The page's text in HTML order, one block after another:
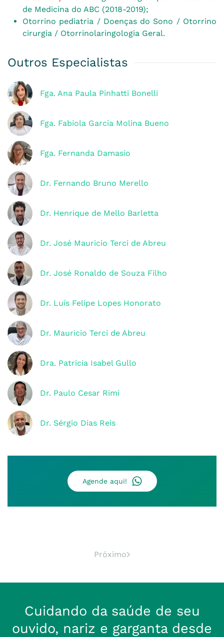
de Medicina do ABC (2018-2019);
Otorrino pediatria / Doenças do Sono / Otorrino
cirurgia / Otorrinolaringologia Geral.
Outros Especialistas
Fga. Ana Paula Pinhatti Bonelli
Fga. Fabíola Garcia Molina Bueno
Fga. Fernanda Damasio
Dr. Fernando Bruno Merello
Dr. Henrique de Mello Barletta
Dr. José Mauricio Terci de Abreu
Dr. José Ronaldo de Souza Filho
Dr. Luís Felipe Lopes Honorato
Dr. Mauricio Terci de Abreu
Dra. Patricia Isabel Gullo
Dr. Paulo Cesar Rimi
Dr. Sérgio Dias Reis
Agende aqui!
Próximo
Cuidando da saúde de seu
ouvido, nariz e garganta desde